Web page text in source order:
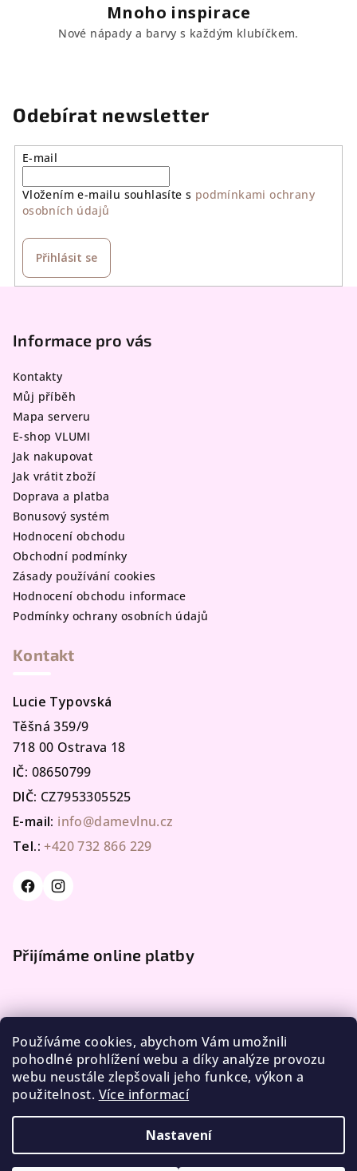
Používáme cookies, abychom Vám umožnili
pohodlné prohlížení webu a díky analýze provozu
webu neustále zlepšovali jeho funkce, výkon a
použitelnost. Více informací
Nastavení
Mnoho inspirace
Nové nápady a barvy s každým klubíčkem.
Odebírat newsletter
E-mail
Vložením e-mailu souhlasíte s podmínkami ochrany
osobních údajů
Přihlásit se
Informace pro vás
Kontakty
Můj příběh
Mapa serveru
E-shop VLUMI
Jak nakupovat
Jak vrátit zboží
Doprava a platba
Bonusový systém
Hodnocení obchodu
Obchodní podmínky
Zásady používání cookies
Hodnocení obchodu informace
Podmínky ochrany osobních údajů
Kontakt
Lucie Typovská
Těšná 359/9
718 00 Ostrava 18
IČ: 08650799
DIČ: CZ7953305525
E-mail: info@damevlnu.cz
Tel.: +420 732 866 229
Přijímáme online platby
Facebook
Copyright 2026DÁME VLNU. Všechna práva vyhrazena.